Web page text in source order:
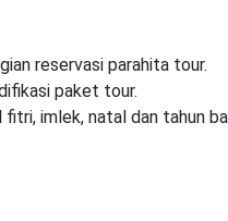
reservasi parahita tour.
paket tour.
imlek, natal dan tahun